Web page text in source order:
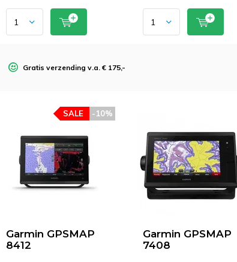
Gratis verzending v.a. € 175,-
Garmin GPSMAP
8412
-10%
SALE
Garmin GPSMAP
7408